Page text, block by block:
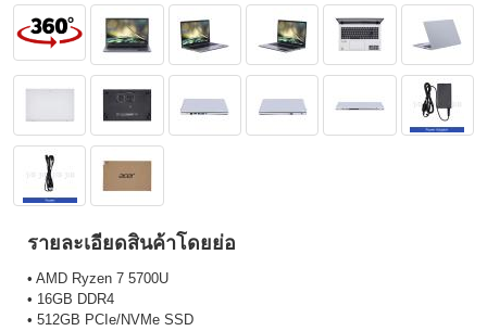
รายละเอียดสินค้าโดยย่อ
• AMD Ryzen 7 5700U
• 16GB DDR4
• 512GB PCIe/NVMe SSD